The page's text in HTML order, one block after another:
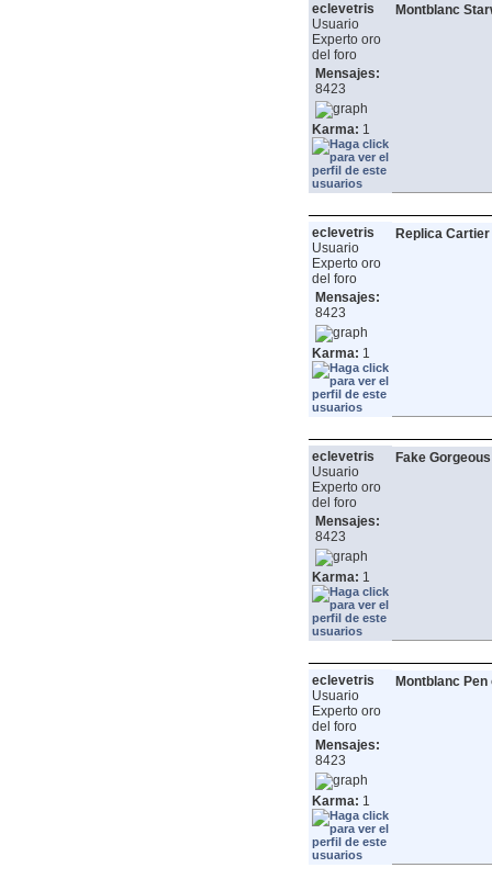
eclevetris
Usuario
Experto oro
del foro
Mensajes:
8423
Karma: 1
Montblanc
eclevetris
Usuario
Experto oro
del foro
Mensajes:
8423
Karma: 1
Replica
eclevetris
Usuario
Experto oro
del foro
Mensajes:
8423
Karma: 1
Fake
eclevetris
Usuario
Experto oro
del foro
Mensajes:
8423
Karma: 1
Montblanc